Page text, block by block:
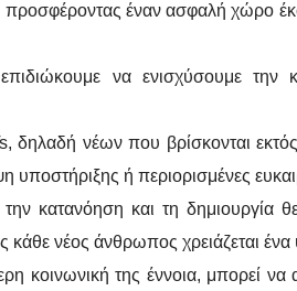
προσφέροντας έναν ασφαλή χώρο
να ενισχύσουμε την
δηλαδή νέων που βρίσκονται
υποστήριξης ή περιορισμένες
κατανόηση και τη δημιουργία
νέος άνθρωπος χρειάζεται ένα
κοινωνική της έννοια, μπορεί